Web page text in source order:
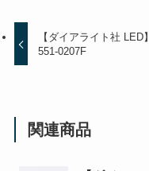
【ダイアライト社 LED】
551-0207F
関連商品